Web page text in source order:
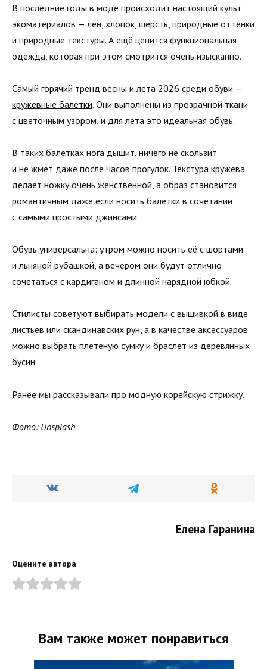
В последние годы в моде происходит настоящий культ
экоматериалов — лён, хлопок, шерсть, природные оттенки
и природные текстуры. А ещё ценится функциональная
одежда, которая при этом смотрится очень изысканно.
Самый горячий тренд весны и лета 2026 среди обуви —
кружевные балетки. Они выполнены из прозрачной ткани
с цветочным узором, и для лета это идеальная обувь.
В таких балетках нога дышит, ничего не скользит
и не жмёт даже после часов прогулок. Текстура кружева
делает ножку очень женственной, а образ становится
романтичным даже если носить балетки в сочетании
с самыми простыми джинсами.
Обувь универсальна: утром можно носить её с шортами
и льняной рубашкой, а вечером они будут отлично
сочетаться с кардиганом и длинной нарядной юбкой.
Стилисты советуют выбирать модели с вышивкой в виде
листьев или скандинавских рун, а в качестве аксессуаров
можно выбрать плетёную сумку и браслет из деревянных
бусин.
Ранее мы рассказывали про модную корейскую стрижку.
Фото: Unsplash
Елена Гаранина
Оцените автора
Вам также может понравиться